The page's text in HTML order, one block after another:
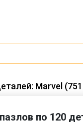
Marvel
по 120